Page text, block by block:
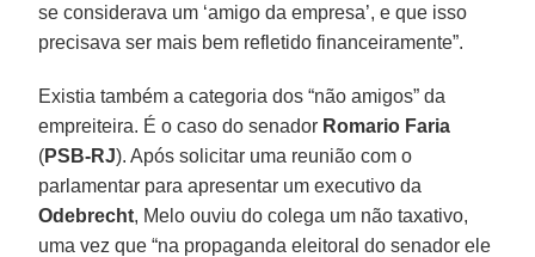
se considerava um ‘amigo da empresa’, e que isso
precisava ser mais bem refletido financeiramente”.
Existia também a categoria dos “não amigos” da
empreiteira. É o caso do senador Romario Faria
(PSB-RJ). Após solicitar uma reunião com o
parlamentar para apresentar um executivo da
Odebrecht, Melo ouviu do colega um não taxativo,
uma vez que “na propaganda eleitoral do senador ele